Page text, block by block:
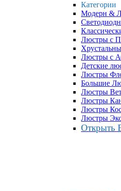
Категории
Модерн &
Люстры с
Люстры с
Детские
Люстры
Большие
Люстры
Люстры
Люстры
Люстры
Открыть